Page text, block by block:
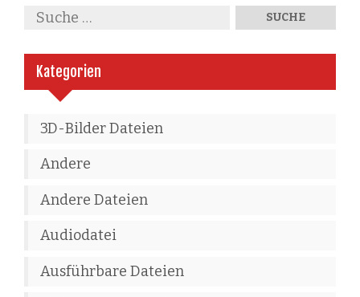
Kategorien
3D-Bilder Dateien
Andere
Andere Dateien
Audiodatei
Ausführbare Dateien